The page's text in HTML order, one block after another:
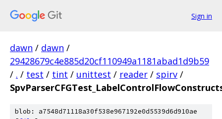
Sign in
dawn / dawn /
29428679c4e885d20cf110949a1181abad1d9b59
/ . / test / tint / unittest / reader / spirv /
blob: a7548d71118a30f538e967192e0d5539d6d910ae